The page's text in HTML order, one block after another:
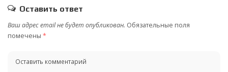
Оставить ответ
Ваш адрес email не будет опубликован. Обязательные поля
помечены *